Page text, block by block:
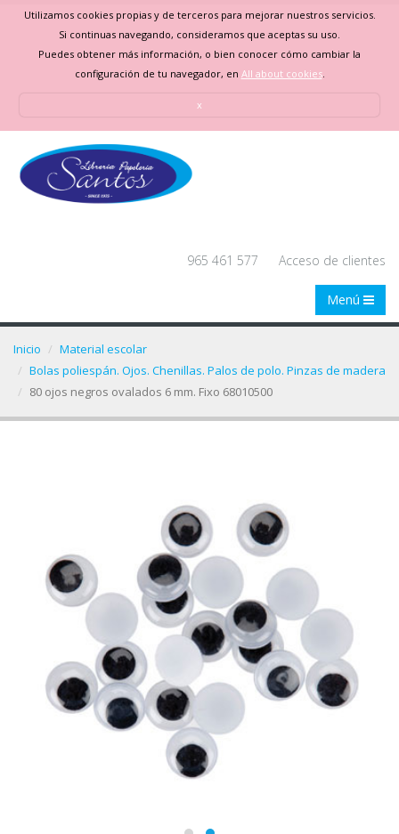
Utilizamos cookies propias y de terceros para mejorar nuestros servicios.
Si continuas navegando, consideramos que aceptas su uso.
Puedes obtener más información, o bien conocer cómo cambiar la
configuración de tu navegador, en All about cookies.
x
965 461 577 Acceso de clientes
Menú
Inicio
Material escolar
Bolas poliespán. Ojos. Chenillas. Palos de polo. Pinzas de madera
80 ojos negros ovalados 6 mm. Fixo 68010500